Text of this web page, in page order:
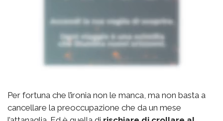
Per fortuna che l’ironia non le manca, ma non basta a
cancellare la preoccupazione che da un mese